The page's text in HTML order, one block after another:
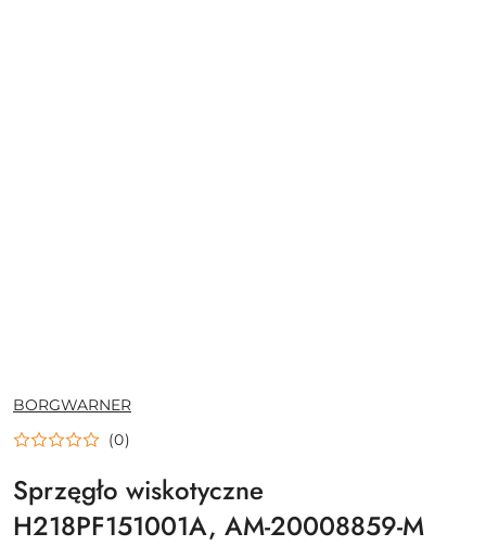
NAZWA
PRODUCENTA:
BORGWARNER
(0)
Sprzęgło wiskotyczne
H218PF151001A, AM-20008859-M